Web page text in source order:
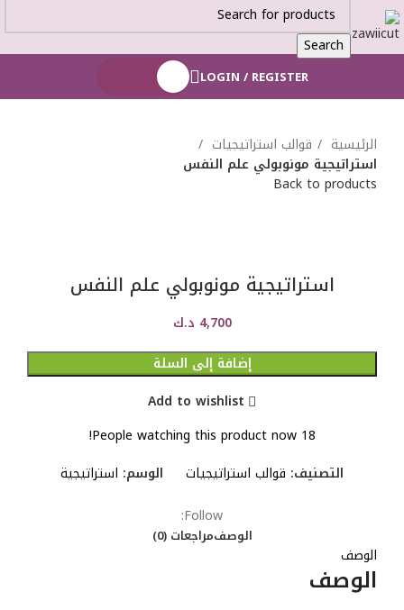
Search
LOGIN / REGISTER
الرئيسية
قوالب استراتيجيات
استراتيجية مونوبولي علم النفس
Back to products
استراتيجية مونوبولي علم النفس
4,700 د.ك
إضافة إلى السلة
Add to wishlist
18
People watching this product now!
التصنيف: قوالب استراتيجيات الوسم: استراتيجية
Follow:
الوصفمراجعات (0)
الوصف
الوصف